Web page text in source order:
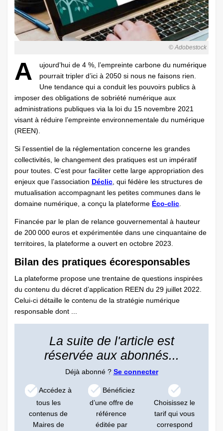
© Adobestock
A
ujourd’hui de 4 %, l’empreinte carbone du numérique
pourrait tripler d’ici à 2050 si nous ne faisons rien.
Une tendance qui a conduit les pouvoirs publics à
imposer des obligations de sobriété numérique aux
administrations publiques via la loi du 15 novembre 2021
visant à réduire l’empreinte environnementale du numérique
(REEN).
Si l’essentiel de la réglementation concerne les grandes
collectivités, le changement des pratiques est un impératif
pour toutes. C’est pour faciliter cette large appropriation des
enjeux que l’association Déclic, qui fédère les structures de
mutualisation accompagnant les petites communes dans le
domaine numérique, a conçu la plateforme Éco-clic.
Financée par le plan de relance gouvernemental à hauteur
de 200 000 euros et expérimentée dans une cinquantaine de
territoires, la plateforme a ouvert en octobre 2023.
Bilan des pratiques écoresponsables
La plateforme propose une trentaine de questions inspirées
du contenu du décret d’application REEN du 29 juillet 2022.
Celui-ci détaille le contenu de la stratégie numérique
responsable dont ...
La suite de l'article est
réservée aux abonnés...
Déjà abonné ? Se connecter
Accédez à
tous les
contenus de
Maires de
Bénéficiez
d’une offre de
référence
éditée par
Choisissez le
tarif qui vous
correspond